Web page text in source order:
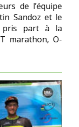
de l’équipe
Sandoz et le
pris part à la
marathon, O-